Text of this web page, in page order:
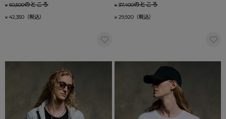
¥ 60,500のところ
¥ 42,350
¥ 37,400のところ
¥ 29,920